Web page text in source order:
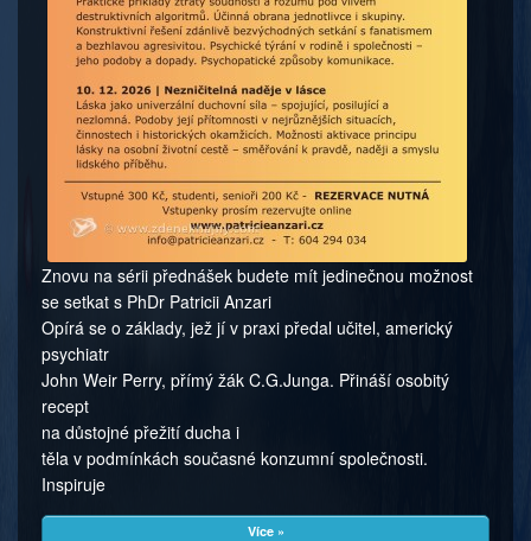
Znovu na sérii přednášek budete mít jedinečnou možnost
se setkat s PhDr Patricii Anzari
Opírá se o základy, jež jí v praxi předal učitel, americký
psychiatr
John Weir Perry, přímý žák C.G.Junga. Přináší osobitý
recept
na důstojné přežití ducha i
těla v podmínkách současné konzumní společnosti.
Inspiruje
Více »